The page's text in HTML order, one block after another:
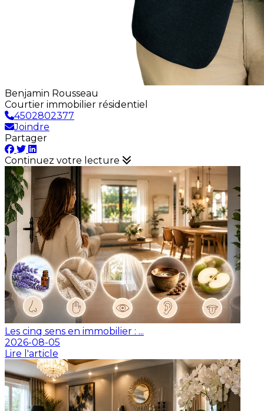
Benjamin Rousseau
Courtier immobilier résidentiel
4502802377
Joindre
Partager
Continuez votre lecture
Les cinq sens en immobilier : ...
2026-08-05
Lire l'article